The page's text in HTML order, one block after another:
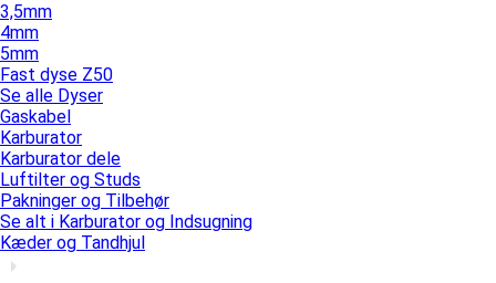
3,5mm
4mm
5mm
Fast dyse Z50
Se alle Dyser
Gaskabel
Karburator
Karburator dele
Luftilter og Studs
Pakninger og Tilbehør
Se alt i Karburator og Indsugning
Kæder og Tandhjul